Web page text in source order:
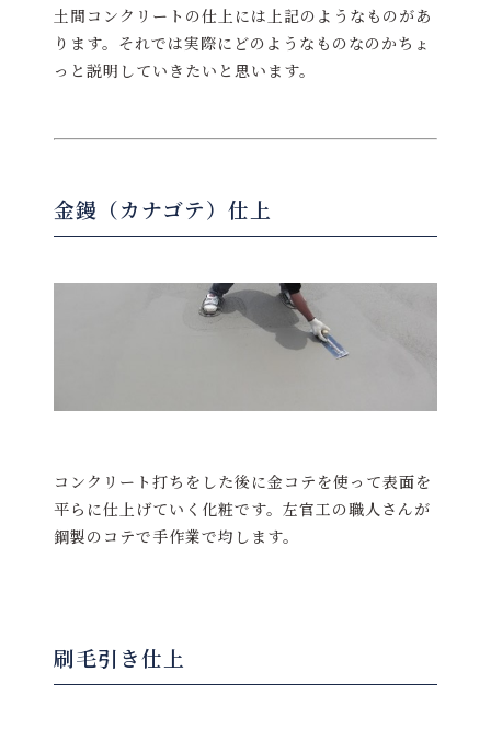
土間コンクリートの仕上には上記のようなものがあ
ります。それでは実際にどのようなものなのかちょ
っと説明していきたいと思います。
金鏝（カナゴテ）仕上
コンクリート打ちをした後に金コテを使って表面を
平らに仕上げていく化粧です。左官工の職人さんが
鋼製のコテで手作業で均します。
刷毛引き仕上